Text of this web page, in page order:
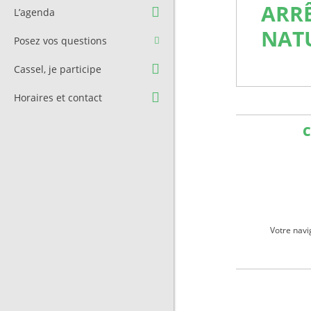
municipale
Contact et Accès
Cimetière
L’agenda
Posez vos questions
Cassel, je participe
Horaires et contact
Votre